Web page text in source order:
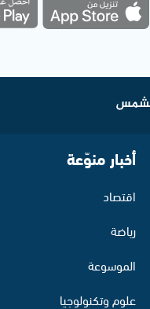
أخبار منوّعة
اقتصاد
رياضة
الموسوعة
علوم وتكنولوجيا